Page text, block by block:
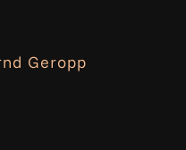
Geropp